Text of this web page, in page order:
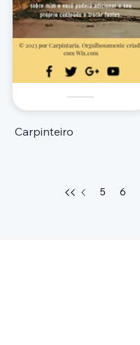
Carpinteiro
5 6